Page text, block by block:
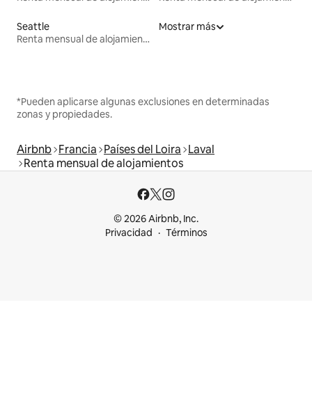
Seattle
Renta mensual de alojamientos
Mostrar más
*Pueden aplicarse algunas exclusiones en determinadas
zonas y propiedades.
Airbnb Francia Países del Loira Laval
Renta mensual de alojamientos
© 2026 Airbnb, Inc.
Privacidad
Términos